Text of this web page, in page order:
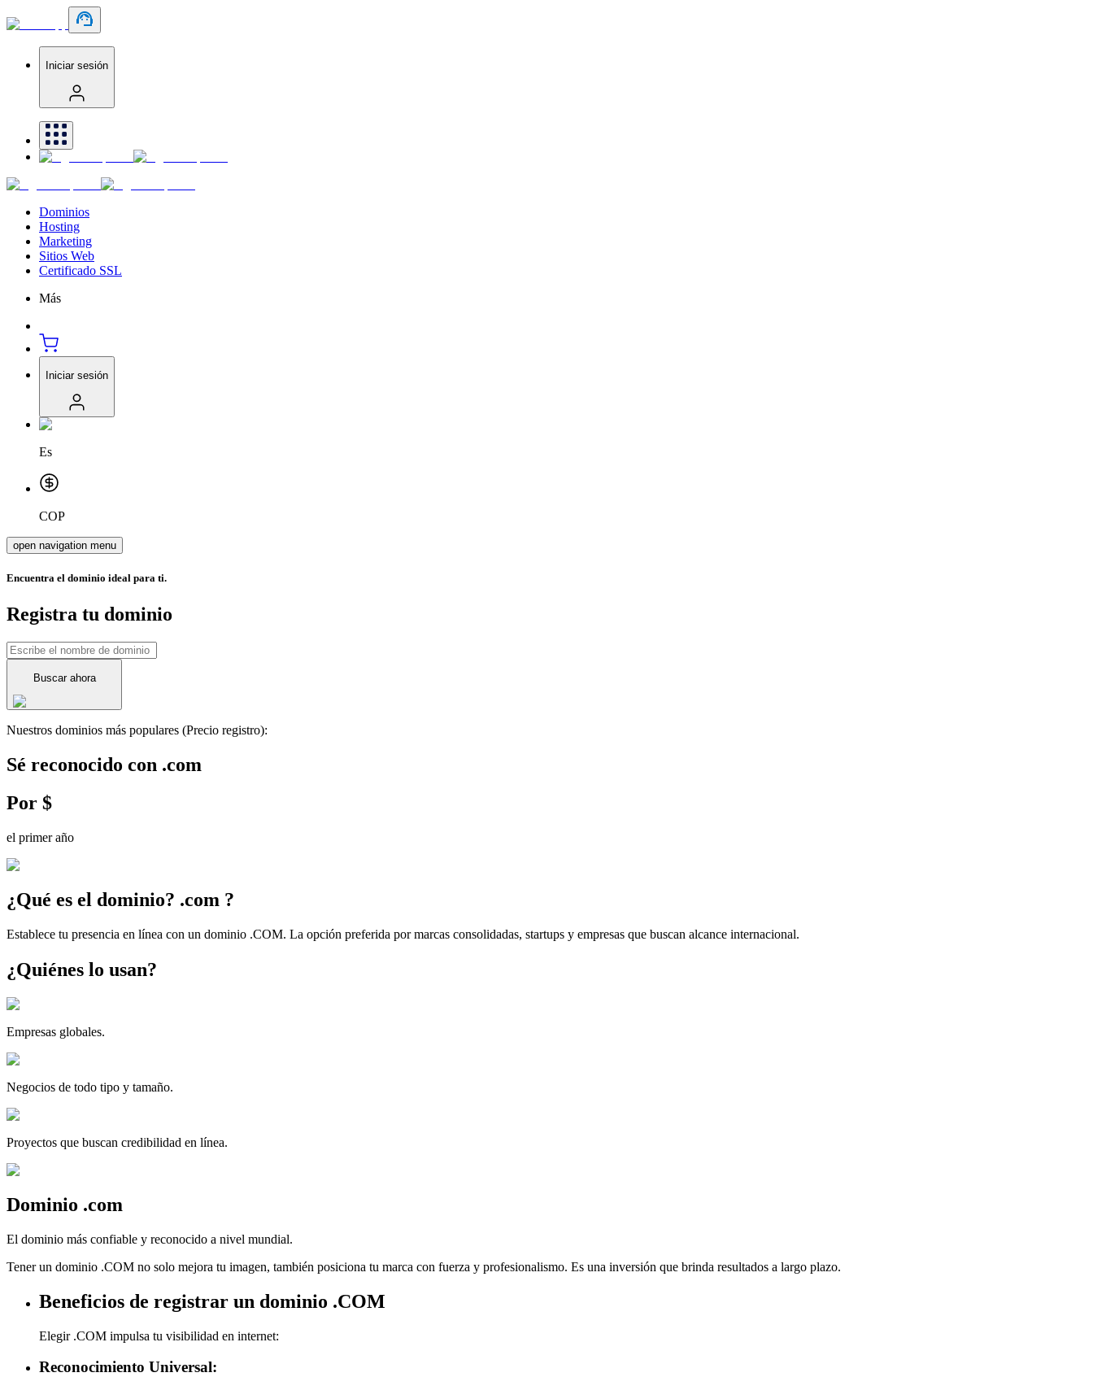
Iniciar sesión
Dominios
Hosting
Marketing
Sitios Web
Certificado SSL
Más
Iniciar sesión
Es
COP
open navigation menu
Encuentra el dominio ideal para ti.
Registra tu dominio
Buscar ahora
Nuestros dominios más populares (Precio registro):
Sé reconocido con .com
Por $
el primer año
¿Qué es el dominio? .com ?
Establece tu presencia en línea con un dominio .COM. La opción preferida por marcas consolidadas, startups y empresas que buscan alcance internacional.
¿Quiénes lo usan?
Empresas globales.
Negocios de todo tipo y tamaño.
Proyectos que buscan credibilidad en línea.
Dominio .com
El dominio más confiable y reconocido a nivel mundial.
Tener un dominio .COM no solo mejora tu imagen, también posiciona tu marca con fuerza y profesionalismo. Es una inversión que brinda resultados a largo plazo.
Beneficios de registrar un dominio .COM
Elegir .COM impulsa tu visibilidad en internet:
Reconocimiento Universal: